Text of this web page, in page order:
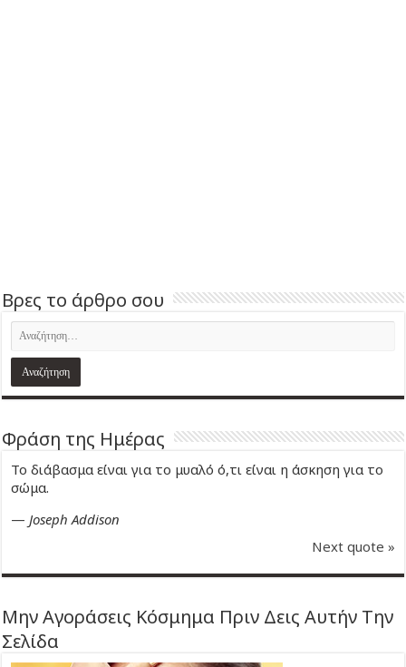
Βρες το άρθρο σου
Φράση της Ημέρας
Το διάβασμα είναι για το μυαλό ό,τι είναι η άσκηση για το
σώμα.
— Joseph Addison
Next quote »
Μην Αγοράσεις Κόσμημα Πριν Δεις Αυτήν Την
Σελίδα